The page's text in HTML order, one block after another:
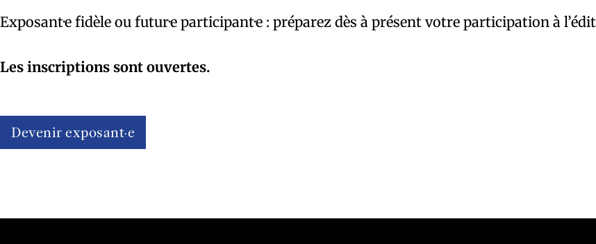
Exposant·e fidèle ou futur·e participant·e : préparez dès à présent votre participation à
Les inscriptions sont ouvertes.
Devenir exposant·e